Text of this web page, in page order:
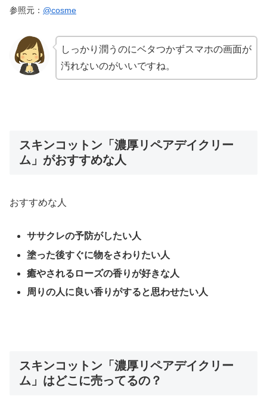
参照元： @cosme
しっかり潤うのにベタつかずスマホの画面が
汚れないのがいいですね。
スキンコットン「濃厚リペアデイクリー
ム」がおすすめな人
おすすめな人
ササクレの予防がしたい人
塗った後すぐに物をさわりたい人
癒やされるローズの香りが好きな人
周りの人に良い香りがすると思わせたい人
スキンコットン「濃厚リペアデイクリー
ム」はどこに売ってるの？